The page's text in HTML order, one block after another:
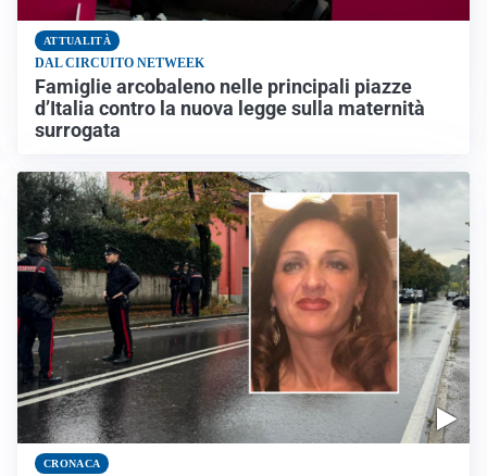
ATTUALITÀ
DAL CIRCUITO NETWEEK
Famiglie arcobaleno nelle principali piazze
d’Italia contro la nuova legge sulla maternità
surrogata
CRONACA